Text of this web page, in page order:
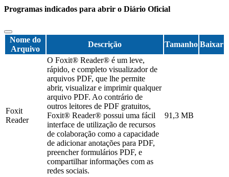
Programas indicados para abrir o Diário Oficial
Nome do
Arquivo
Descrição Tamanho Baixar
Foxit
Reader
O Foxit® Reader® é um leve,
rápido, e completo visualizador de
arquivos PDF, que lhe permite
abrir, visualizar e imprimir qualquer
arquivo PDF. Ao contrário de
outros leitores de PDF gratuitos,
Foxit® Reader® possui uma fácil
interface de utilização de recursos
de colaboração como a capacidade
de adicionar anotações para PDF,
preencher formulários PDF, e
compartilhar informações com as
redes sociais.
91,3 MB